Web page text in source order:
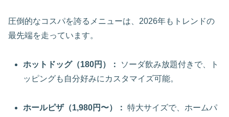
圧倒的なコスパを誇るメニューは、2026年もトレンドの
最先端を走っています。
ホットドッグ（180円）：
ソーダ飲み放題付きで、ト
ッピングも自分好みにカスタマイズ可能。
ホールピザ（1,980円〜）： 特大サイズで、ホームパ